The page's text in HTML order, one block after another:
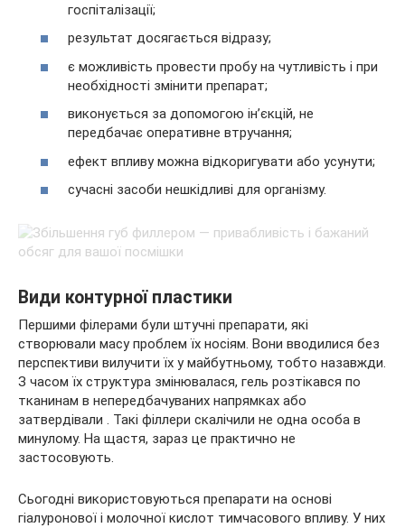
госпіталізації;
результат досягається відразу;
є можливість провести пробу на чутливість і при
необхідності змінити препарат;
виконується за допомогою ін’єкцій, не
передбачає оперативне втручання;
ефект впливу можна відкоригувати або усунути;
сучасні засоби нешкідливі для організму.
Види контурної пластики
Першими філерами були штучні препарати, які
створювали масу проблем їх носіям. Вони вводилися без
перспективи вилучити їх у майбутньому, тобто назавжди.
З часом їх структура змінювалася, гель розтікався по
тканинам в непередбачуваних напрямках або
затвердівали . Такі філлери скалічили не одна особа в
минулому. На щастя, зараз це практично не
застосовують.
Сьогодні використовуються препарати на основі
гіалуронової і молочної кислот тимчасового впливу. У них